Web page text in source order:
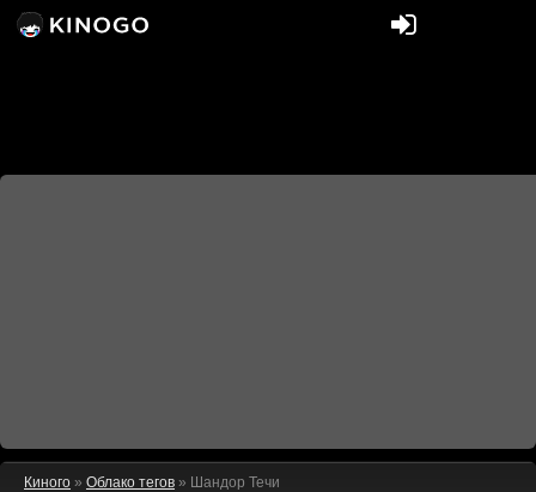
Киного » Облако тегов » Шандор Течи